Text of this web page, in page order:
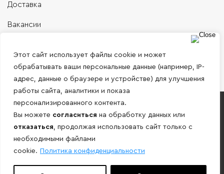
Этот сайт использует файлы cookie и может
обрабатывать ваши персональные данные (например, IP-
адрес, данные о браузере и устройстве) для улучшения
работы сайта, аналитики и показа
персонализированного контента.
Вы можете согласиться на обработку данных или
отказаться, продолжая использовать сайт только с
необходимыми файлами
cookie. Политика конфиденциальности
Доставка
Вакансии
Работаем только с юридическими лицами и
ИП по безналичному расчету!
Внимание! Информация, представленная на сайте носит